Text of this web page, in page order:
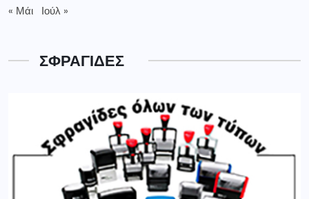
« Μάι Ιούλ »
ΣΦΡΑΓΙΔΕΣ